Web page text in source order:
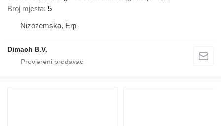
Broj mjesta 5
Nizozemska, Erp
Dimach B.V.